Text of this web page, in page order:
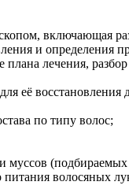
включающая
и определения
лечения,
её
по типу волос;
волосяных